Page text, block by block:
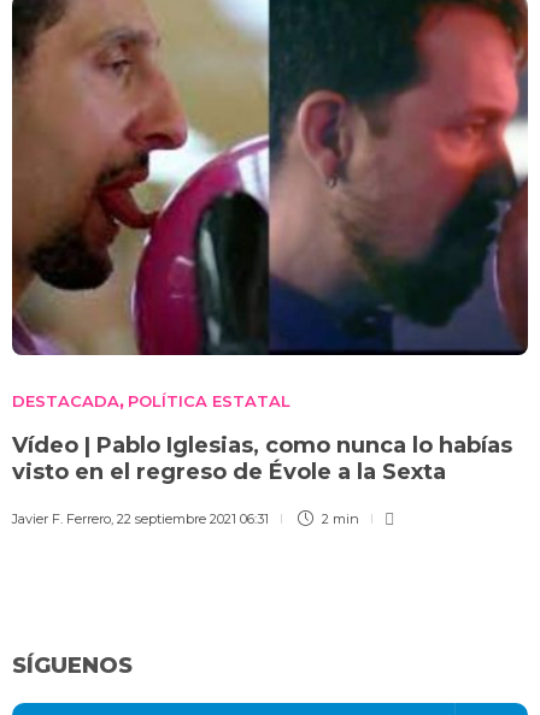
DESTACADA, POLÍTICA ESTATAL
Vídeo | Pablo Iglesias, como nunca lo habías
visto en el regreso de Évole a la Sexta
Javier F. Ferrero, 22 septiembre 2021 06:31 2 min
SÍGUENOS